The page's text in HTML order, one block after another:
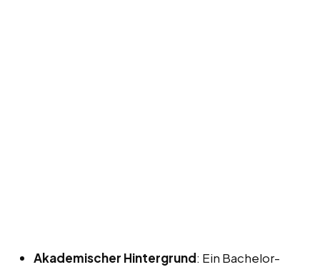
Akademischer Hintergrund: Ein Bachelor-